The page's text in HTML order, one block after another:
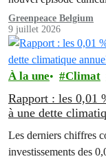
annoncée…
Greenpeace Belgium
9 juillet 2026
À la une Climat
Rapport : les 0,01
à une dette
Les derniers chiffres
investissements des